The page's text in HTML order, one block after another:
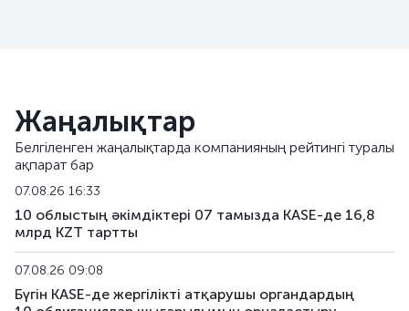
KGK117_087 KZMF00000879
KGK119_004
KGK119_080 KZMF00000804 аралас
KGK120_242 KZMJ00002426 аралас
KGK120_243 KZMJ00002434 аралас
Жаңалықтар
Белгіленген жаңалықтарда компанияның рейтингі туралы
ақпарат бар
07.08.26 16:33
10 облыстың әкімдіктері 07 тамызда KASE-де 16,8
млрд KZT тартты
07.08.26 09:08
Бүгін KASE-де жергілікті атқарушы органдардың